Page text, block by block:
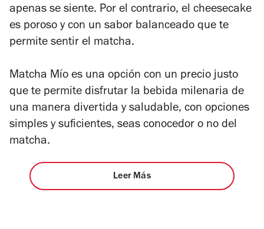
apenas se siente. Por el contrario, el cheesecake
es poroso y con un sabor balanceado que te
permite sentir el matcha.
Matcha Mío es una opción con un precio justo
que te permite disfrutar la bebida milenaria de
una manera divertida y saludable, con opciones
simples y suficientes, seas conocedor o no del
matcha.
Leer Más